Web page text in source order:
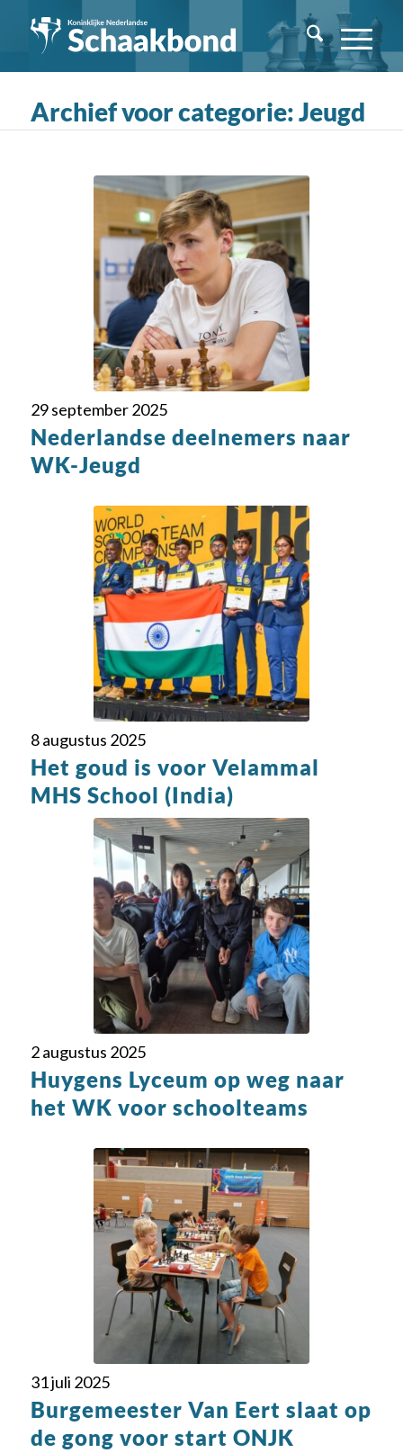
Archief voor categorie: Jeugd
29 september 2025
Nederlandse deelnemers naar
WK-Jeugd
8 augustus 2025
Het goud is voor Velammal
MHS School (India)
2 augustus 2025
Huygens Lyceum op weg naar
het WK voor schoolteams
31 juli 2025
Burgemeester Van Eert slaat op
de gong voor start ONJK